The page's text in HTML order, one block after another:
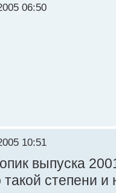
06:50
10:51
выпуска
такой степени